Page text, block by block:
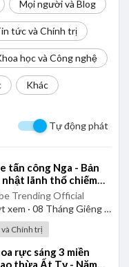
Mọi người và Blog
tức và Chính trị
học và Công nghệ
Khác
Tự động phát
tấn công Nga - Bản
nhật lãnh thổ chiếm
từ ngày
đến 06/01/2025
Trending Official
xem · 08 Tháng Giêng 2025
Chính trị
rực sáng 3 miền
thừa Ất Tỵ - Năm